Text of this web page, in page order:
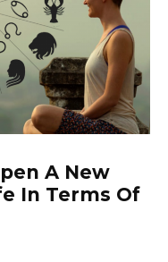
A New
In Terms Of